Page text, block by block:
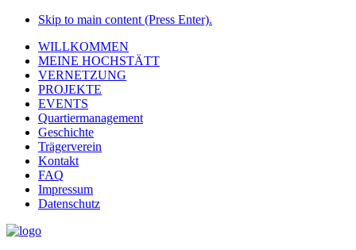
Skip to main content (Press Enter).
WILLKOMMEN
MEINE HOCHSTÄTT
VERNETZUNG
PROJEKTE
EVENTS
Quartiermanagement
Geschichte
Trägerverein
Kontakt
FAQ
Impressum
Datenschutz